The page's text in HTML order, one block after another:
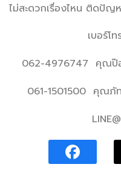
ไม่สะดวกเรื่องไหน ติดปัญ
เบอร์โ
062-4976747 คุณป๊อ
061-1501500 คุณภัท